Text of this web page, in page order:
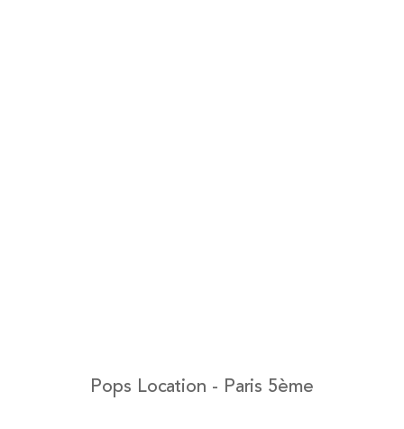
Pops Location - Paris 5ème